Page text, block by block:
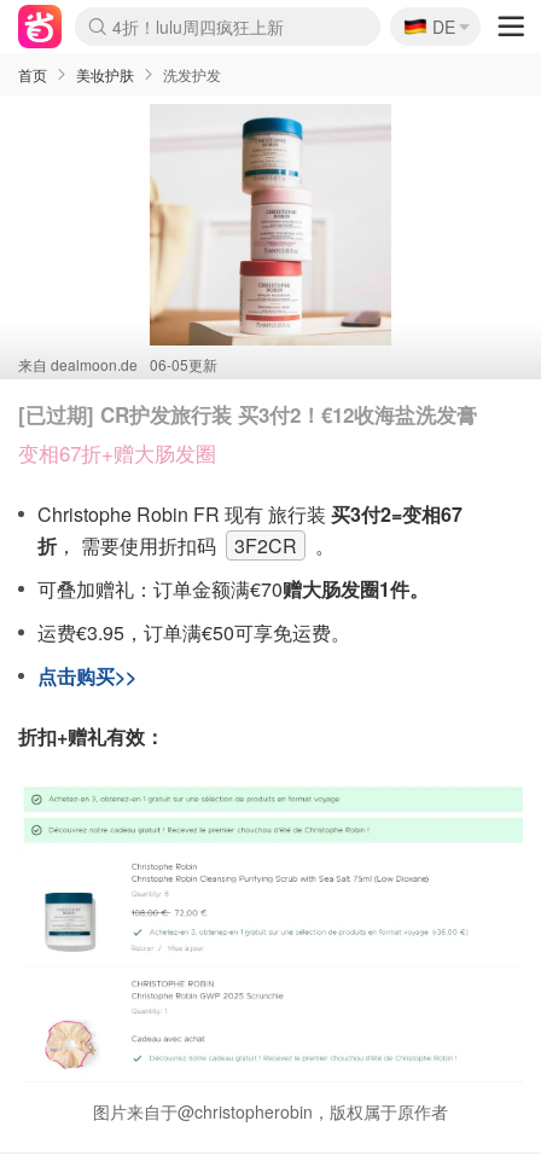
Boticinal 夏促开抢！
4折！lulu周四疯狂上新
还没结束！&OtherStories大促
Joybuy变相75折 随时失效
速领！Stanley独家85折
疑似霸哥！Camper额外叠85折
Zalando 奥莱闪促！每日更新
Moncler反季囤！5折起+叠9折
Coach Brooklyn仅€192
🇩🇪
DE
首页 美妆护肤 洗发护发
来自 dealmoon.de 06-05更新
[已过期] CR护发旅行装 买3付2！€12收海盐洗发膏
变相67折+赠大肠发圈
Christophe Robin FR 现有 旅行装 买3付2=变相67
折 ， 需要使用折扣码 3F2CR
。
可叠加赠礼：订单金额满€70赠大肠发圈1件。
运费€3.95，订单满€50可享免运费。
点击购买>>
折扣+赠礼有效：
图片来自于@christopherobin，版权属于原作者